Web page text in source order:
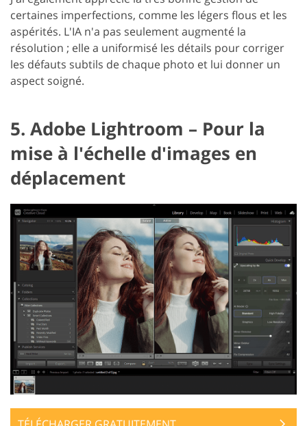
certaines imperfections, comme les légers flous et les
aspérités. L'IA n'a pas seulement augmenté la
résolution ; elle a uniformisé les détails pour corriger
les défauts subtils de chaque photo et lui donner un
aspect soigné.
5. Adobe Lightroom – Pour la
mise à l'échelle d'images en
déplacement